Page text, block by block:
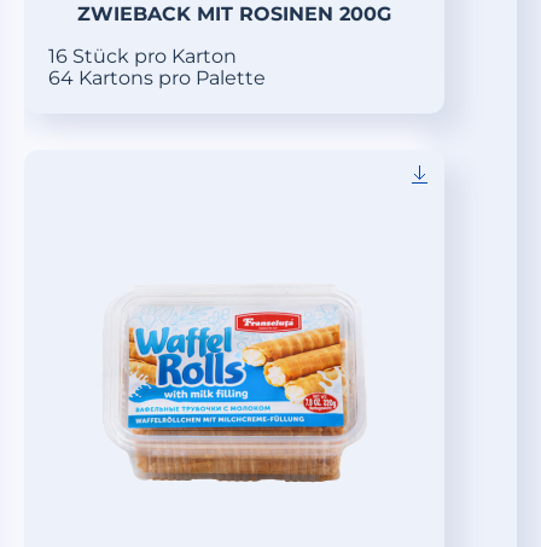
ZWIEBACK MIT ROSINEN 200G
16 Stück pro Karton
64 Kartons pro Palette